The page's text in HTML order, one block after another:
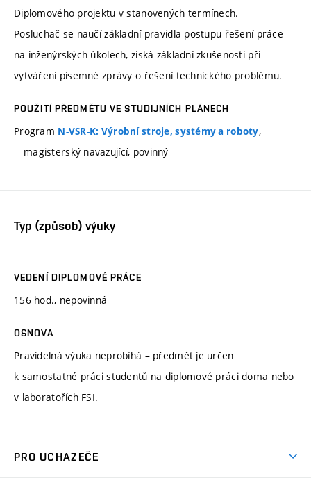
Diplomového projektu v stanovených termínech.
Posluchač se naučí základní pravidla postupu řešení práce
na inženýrských úkolech, získá základní zkušenosti při
vytváření písemné zprávy o řešení technického problému.
POUŽITÍ PŘEDMĚTU VE STUDIJNÍCH PLÁNECH
Program N-VSR-K: Výrobní stroje, systémy a roboty,
magisterský navazující, povinný
Typ (způsob) výuky
VEDENÍ DIPLOMOVÉ PRÁCE
156 hod., nepovinná
OSNOVA
Pravidelná výuka neprobíhá – předmět je určen
k samostatné práci studentů na diplomové práci doma nebo
v laboratořích FSI.
PRO UCHAZEČE